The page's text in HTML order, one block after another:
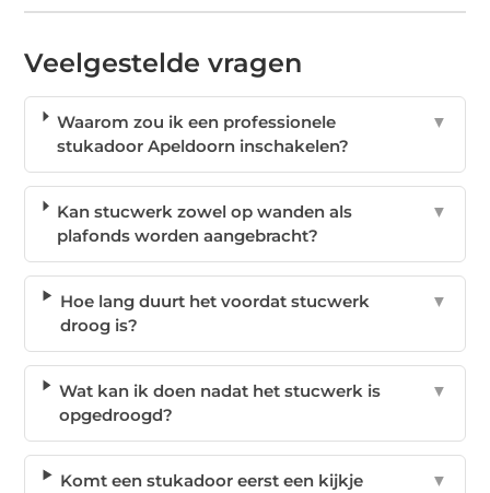
Veelgestelde vragen
Waarom zou ik een professionele
stukadoor Apeldoorn inschakelen?
▼
Kan stucwerk zowel op wanden als
plafonds worden aangebracht?
▼
Hoe lang duurt het voordat stucwerk
droog is?
▼
Wat kan ik doen nadat het stucwerk is
opgedroogd?
▼
Komt een stukadoor eerst een kijkje
▼